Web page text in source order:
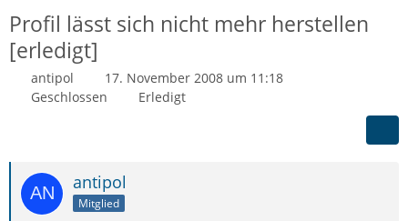
Profil lässt sich nicht mehr herstellen
[erledigt]
antipol
17. November 2008 um 11:18
Geschlossen
Erledigt
antipol
Mitglied